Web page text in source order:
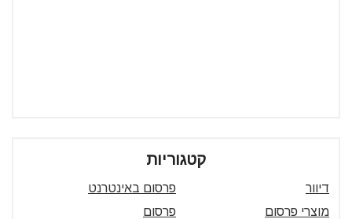
קטגוריות
דיוור
פרסום באינטרנט
מוצרי פרסום
פרסום